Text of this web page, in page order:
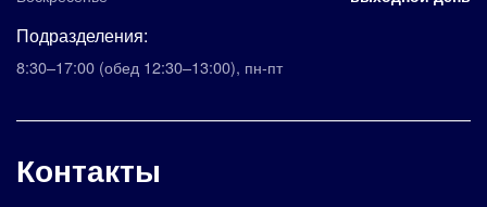
Подразделения:
8:30–17:00 (обед 12:30–13:00), пн-пт
Контакты